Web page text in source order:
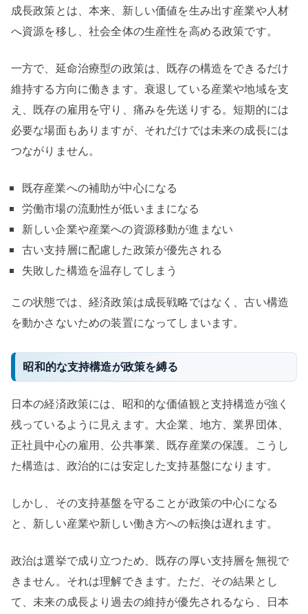
成長政策とは、本来、新しい価値を生み出す産業や人材
へ資源を移し、社会全体の生産性を高める政策です。
一方で、延命治療型の政策は、既存の構造をできるだけ
維持する方向に働きます。衰退している産業や地域を支
え、既存の雇用を守り、痛みを先送りする。短期的には
必要な場面もありますが、それだけでは未来の成長には
つながりません。
既存産業への補助が中心になる
労働市場の流動性が低いままになる
新しい企業や産業への資源移動が進まない
古い支持層に配慮した政策が優先される
失敗した構造を温存してしまう
この状態では、経済政策は成長戦略ではなく、古い構造
を動かさないための装置になってしまいます。
昭和的な支持構造が政策を縛る
日本の経済政策には、昭和的な価値観と支持構造が強く
残っているように見えます。大企業、地方、業界団体、
正社員中心の雇用、公共事業、既存産業の保護。こうし
た構造は、政治的には安定した支持基盤になります。
しかし、その支持基盤を守ることが政策の中心になる
と、新しい産業や新しい働き方への転換は遅れます。
政治は選挙で成り立つため、既存の厚い支持層を無視で
きません。それは理解できます。ただ、その結果とし
て、未来の成長より過去の維持が優先されるなら、日本